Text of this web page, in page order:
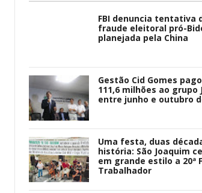
FBI denuncia tentativa
fraude eleitoral pró-
planejada pela China
Gestão Cid Gomes
111,6 milhões ao grupo
entre junho e outubro
Uma festa, duas
história: São Joaquim
em grande estilo a 20ª
Trabalhador